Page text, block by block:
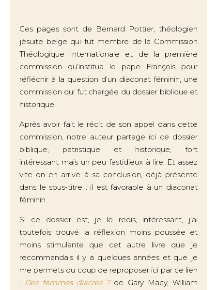
Ces pages sont de Bernard Pottier, théologien
jésuite belge qui fut membre de la Commission
Théologique Internationale et de la première
commission qu’institua le pape François pour
réfléchir à la question d’un diaconat féminin, une
commission qui fut chargée du dossier biblique et
historique.
Après avoir fait le récit de son appel dans cette
commission, notre auteur partage ici ce dossier
biblique, patristique et historique, fort
intéressant mais un peu fastidieux à lire. Et assez
vite on en arrive à sa conclusion, déjà présente
dans le sous-titre : il est favorable à un diaconat
féminin.
Si ce dossier est, je le redis, intéressant, j’ai
toutefois trouvé la réflexion moins poussée et
moins stimulante que cet autre livre que je
recommandais il y a quelques années et que je
me permets du coup de reproposer ici par ce lien
: Des femmes diacres ? de Gary Macy, William